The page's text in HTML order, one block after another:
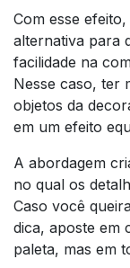
Com esse
alternativa para
facilidade na
Nesse caso, ter
objetos da
em um efeito
A abordagem
no qual os
Caso você
dica, aposte em
paleta, mas em